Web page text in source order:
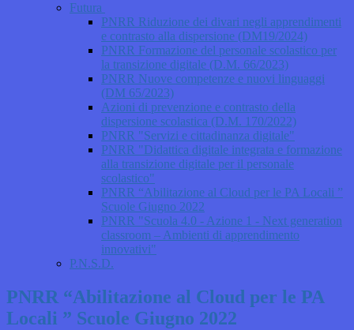
Futura
PNRR Riduzione dei divari negli apprendimenti
e contrasto alla dispersione (DM19/2024)
PNRR Formazione del personale scolastico per
la transizione digitale (D.M. 66/2023)
PNRR Nuove competenze e nuovi linguaggi
(DM 65/2023)
Azioni di prevenzione e contrasto della
dispersione scolastica (D.M. 170/2022)
PNRR "Servizi e cittadinanza digitale"
PNRR "Didattica digitale integrata e formazione
alla transizione digitale per il personale
scolastico"
PNRR “Abilitazione al Cloud per le PA Locali ”
Scuole Giugno 2022
PNRR "Scuola 4.0 - Azione 1 - Next generation
classroom – Ambienti di apprendimento
innovativi"
P.N.S.D.
PNRR “Abilitazione al Cloud per le PA
Locali ” Scuole Giugno 2022